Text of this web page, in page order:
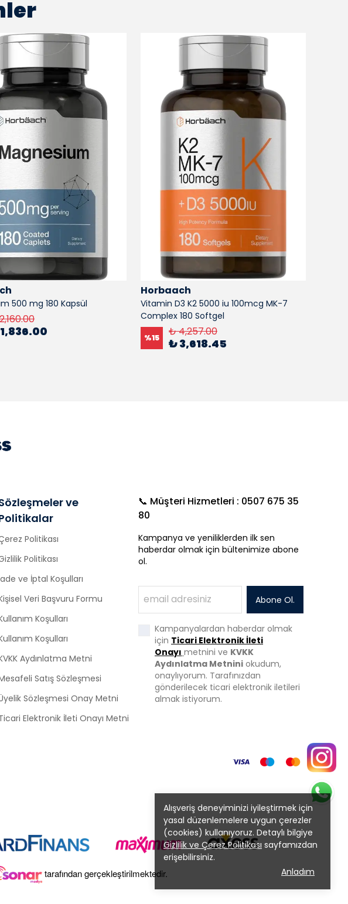
Alışveriş deneyiminizi iyileştirmek için
yasal düzenlemelere uygun çerezler
(cookies) kullanıyoruz. Detaylı bilgiye
Gizlilik ve Çerez Politikası sayfamızdan
erişebilirsiniz.
Anladım
500 mg 180 Kapsül
Horbaach
Vitamin D3 K2 5000 iu 100mcg MK-7
Complex 180 Softgel
%15 ₺ 4,257.00
₺ 3,618.45
ve
Politikası
Politikası
ve İptal Koşulları
Veri Başvuru Formu
Koşulları
Koşulları
Aydınlatma Metni
Satış Sözleşmesi
Sözleşmesi Onay Metni
Elektronik İleti Onayı Metni
📞 Müşteri Hizmetleri : 0507 675 35
80
Kampanya ve yeniliklerden ilk sen
haberdar olmak için bültenimize abone
ol.
Abone Ol.
Kampanyalardan haberdar olmak
için Ticari Elektronik İleti
Onayı metnini ve KVKK
Aydınlatma Metnini okudum,
onaylıyorum. Tarafınızdan
gönderilecek ticari elektronik iletileri
almak istiyorum.
tarafından gerçekleştirilmektedir.